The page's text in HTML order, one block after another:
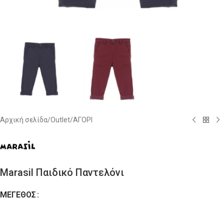
Αρχική σελίδα/Outlet/ΑΓΟΡΙ
Marasil Παιδικό Παντελόνι
ΜΈΓΕΘΟΣ
Alternative: